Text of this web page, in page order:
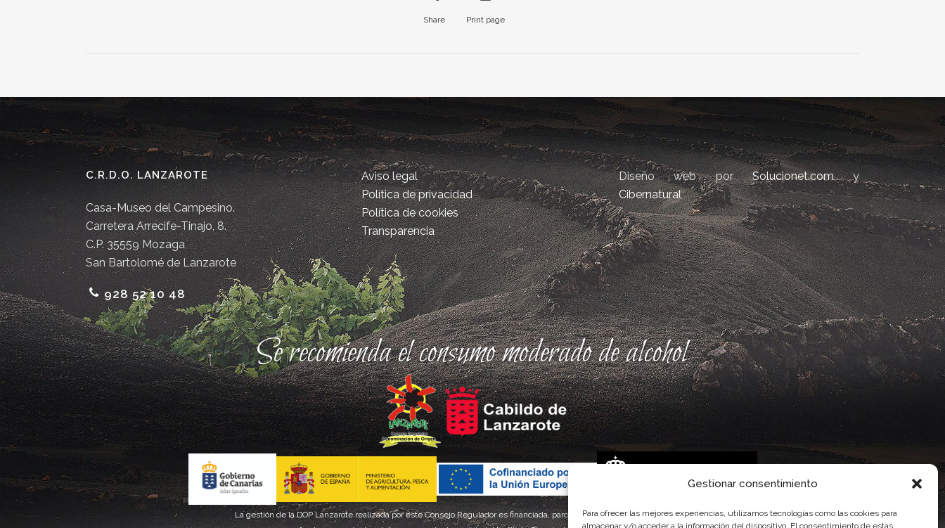
Gestionar consentimiento
Para ofrecer las mejores experiencias, utilizamos tecnologías como las cookies para
almacenar y/o acceder a la información del dispositivo. El consentimiento de estas
Share Print page
C.R.D.O. LANZAROTE
Casa-Museo del Campesino.
Carretera Arrecife-Tinajo, 8.
C.P. 35559 Mozaga
San Bartolomé de Lanzarote
928 52 10 48
Aviso legal
Política de privacidad
Política de cookies
Transparencia
Diseño web porSolucionet.comy
Cibernatural
Se recomienda el consumo moderado de alcohol
La gestión de la DOP Lanzarote realizada por este Consejo Regulador es financiada, parcialmente, por el Gobierno de Canarias